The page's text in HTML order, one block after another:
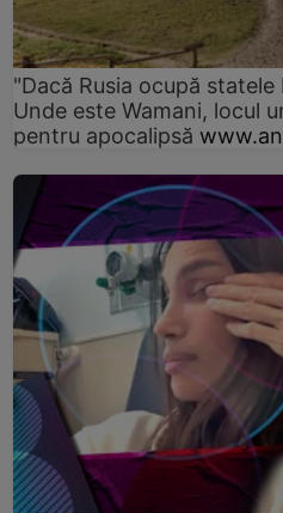
"Dacă Rusia ocupă
Unde este Wamani, locul
pentru apocalipsă